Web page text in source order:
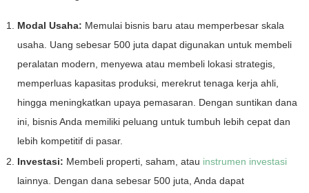
Modal Usaha: Memulai bisnis baru atau memperbesar skala
usaha. Uang sebesar 500 juta dapat digunakan untuk membeli
peralatan modern, menyewa atau membeli lokasi strategis,
memperluas kapasitas produksi, merekrut tenaga kerja ahli,
hingga meningkatkan upaya pemasaran. Dengan suntikan dana
ini, bisnis Anda memiliki peluang untuk tumbuh lebih cepat dan
lebih kompetitif di pasar.
Investasi: Membeli properti, saham, atau instrumen investasi
lainnya. Dengan dana sebesar 500 juta, Anda dapat